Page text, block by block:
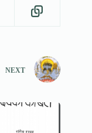
NEXT